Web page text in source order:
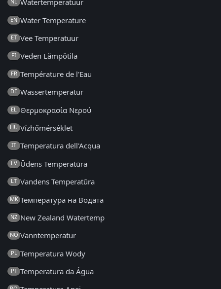
Watertemperatuur
EN Water Temperature
ET Vee Temperatuur
FI Veden Lämpötila
FR Température de l'Eau
DE Wassertemperatur
EL Θερμοκρασία Νερού
HU Vízhőmérséklet
IT Temperatura dell'Acqua
LV Ūdens Temperatūra
LT Vandens Temperatūra
MK Температура на Водата
NZ New Zealand Watertemp
NO Vanntemperatur
PL Temperatura Wody
PT Temperatura da Água